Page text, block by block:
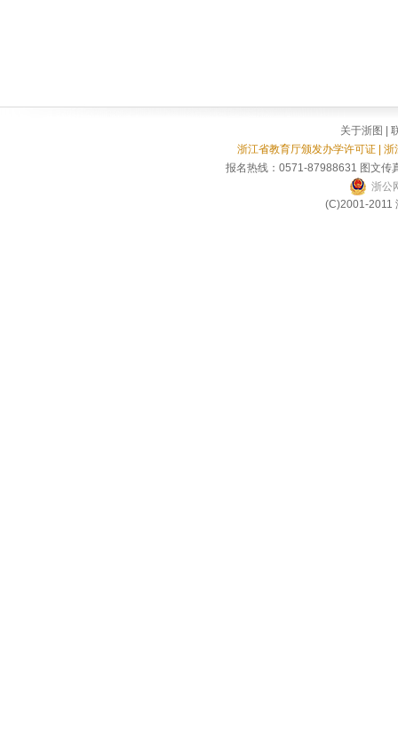
关于浙图
浙江省教育厅颁发办学许可证 |
报名热线：0571-87988631 图文传
浙公
(C)2001-2011